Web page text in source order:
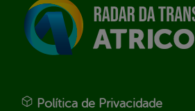
Política de Privacidade